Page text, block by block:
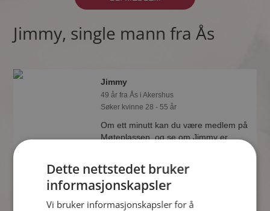
Jimmy, single mann fra Ås
Jimmy
49 år fra Ås i Akershus
Søker kvinne 28 - 55 år
Om ett minutt kan du være medlem på
Møteplassen, og se om Jimmy er
Dette nettstedet bruker
informasjonskapsler
Vi bruker informasjonskapsler for å